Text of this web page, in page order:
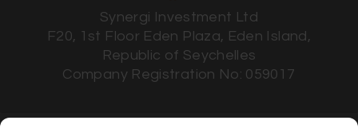
Synergi Investment Ltd
F20, 1st Floor Eden Plaza, Eden Island,
Republic of Seychelles
Company Registration No: 059017